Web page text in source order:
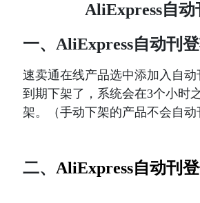
AliExpress自动
一、 AliExpress自动刊登
速卖通在线产品选中添加入自
到期下架了，系统会在3个小时
架。（手动下架的产品不会自动
二、 AliExpress自动刊登